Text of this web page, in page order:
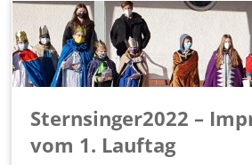
Sternsinger2022 –
vom 1. Lauftag